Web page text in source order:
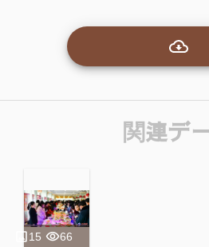
関連デ
15 66